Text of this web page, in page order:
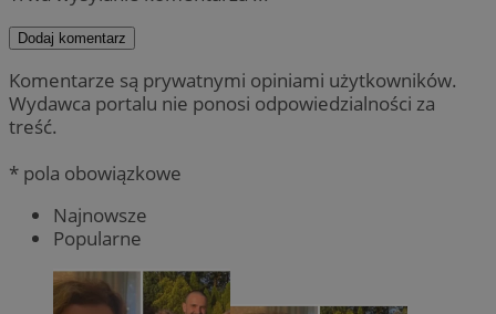
Dodaj komentarz
Komentarze są prywatnymi opiniami użytkowników.
Wydawca portalu nie ponosi odpowiedzialności za
treść.
* pola obowiązkowe
Najnowsze
Popularne